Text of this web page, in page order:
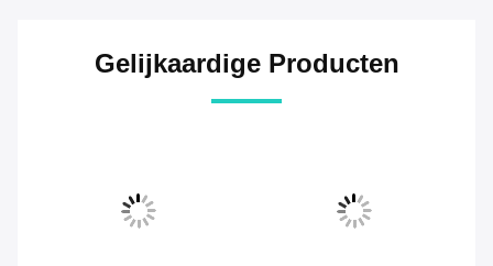
Gelijkaardige Producten